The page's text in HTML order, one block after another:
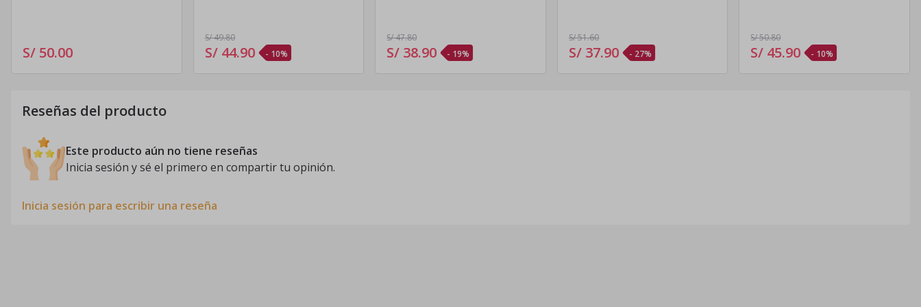
S/ 50.00
S/ 49.80
S/ 44.90 - 10%
S/ 47.80
S/ 38.90 - 19%
S/ 51.60
S/ 37.90 - 27%
S/ 50.80
S/ 45.90 - 10%
Reseñas del producto
Este producto aún no tiene reseñas
Inicia sesión y sé el primero en compartir tu opinión.
Inicia sesión para escribir una reseña